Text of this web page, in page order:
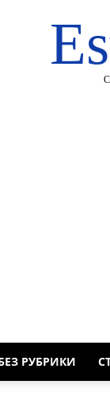
РУБРИКИ